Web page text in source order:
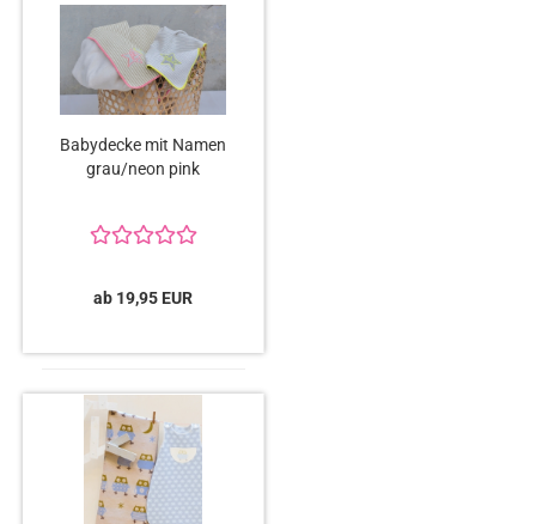
Babydecke mit Namen
grau/neon pink
ab 19,95 EUR